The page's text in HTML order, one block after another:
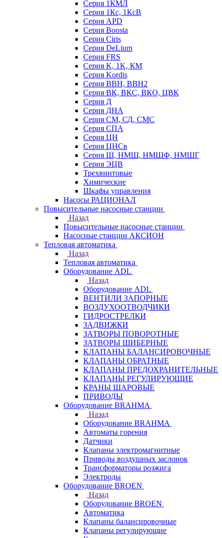
Серия 1КМЛ
Серия 1Кс, 1КсВ
Серия APD
Серия Boosta
Серия Ciris
Серия DeLium
Серия FRS
Серия K, 1K, КМ
Серия Kordis
Серия ВВН, ВВН2
Серия ВК, ВКС, ВКО, ЦВК
Серия Д
Серия ДНА
Серия СМ, СД, СМС
Серия СПА
Серия ЦН
Серия ЦНСв
Серия Ш, НМШ, НМШФ, НМШГ
Серия ЭЦВ
Трехвинтовые
Химические
Шкафы управления
Насосы РАЦИОНАЛ
Повысительные насосные станции
Назад
Повысительные насосные станции
Насосные станции АКСИОН
Тепловая автоматика
Назад
Тепловая автоматика
Оборудование ADL
Назад
Оборудование ADL
ВЕНТИЛИ ЗАПОРНЫЕ
ВОЗДУХООТВОДЧИКИ
ГИДРОСТРЕЛКИ
ЗАДВИЖКИ
ЗАТВОРЫ ПОВОРОТНЫЕ
ЗАТВОРЫ ШИБЕРНЫЕ
КЛАПАНЫ БАЛАНСИРОВОЧНЫЕ
КЛАПАНЫ ОБРАТНЫЕ
КЛАПАНЫ ПРЕДОХРАНИТЕЛЬНЫЕ
КЛАПАНЫ РЕГУЛИРУЮЩИЕ
КРАНЫ ШАРОВЫЕ
ПРИВОДЫ
Оборудование BRAHMA
Назад
Оборудование BRAHMA
Автоматы горения
Датчики
Клапаны электромагнитные
Приводы воздушных заслонок
Трансформаторы розжига
Электроды
Оборудование BROEN
Назад
Оборудование BROEN
Автоматика
Клапаны балансировочные
Клапаны регулирующие